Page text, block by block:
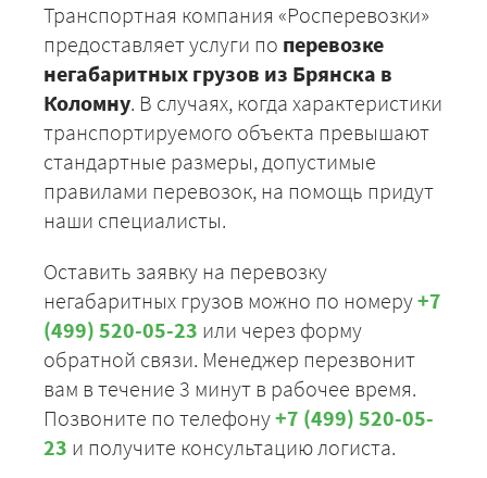
Транспортная компания «Росперевозки»
предоставляет услуги по перевозке
негабаритных грузов из Брянска в
Коломну. В случаях, когда характеристики
транспортируемого объекта превышают
стандартные размеры, допустимые
правилами перевозок, на помощь придут
наши специалисты.
Оставить заявку на перевозку
негабаритных грузов можно по номеру+7
(499) 520-05-23 или через форму
обратной связи. Менеджер перезвонит
вам в течение 3 минут в рабочее время.
Позвоните по телефону+7 (499) 520-05-
23 и получите консультацию логиста.